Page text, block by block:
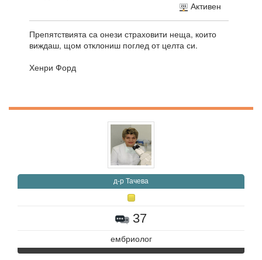
Активен
Препятствията са онези страховити неща, които
виждаш, щом отклониш поглед от целта си.
Хенри Форд
д-р Тачева
37
ембриолог